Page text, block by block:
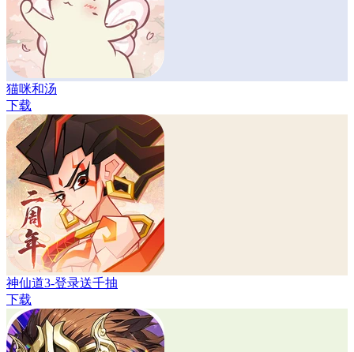
猫咪和汤
下载
神仙道3-登录送千抽
下载